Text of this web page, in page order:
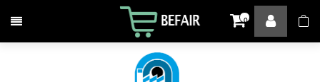
Attiva / disattiva la navigazione 0